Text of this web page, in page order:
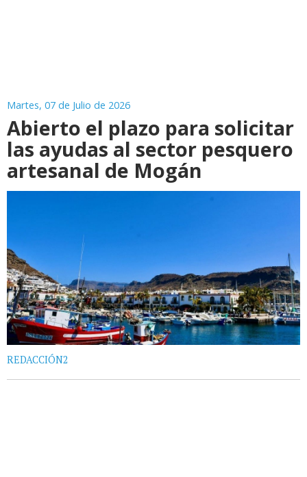
Martes, 07 de Julio de 2026
Abierto el plazo para solicitar
las ayudas al sector pesquero
artesanal de Mogán
REDACCIÓN2